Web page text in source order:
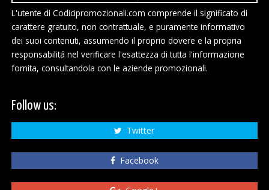
L'utente di Codicipromozionali.com comprende il significato di
carattere gratuito, non contrattuale, e puramente informativo
dei suoi contenuti, assumendo il proprio dovere e la propria
responsabilitá nel verificare l'esattezza di tutta l'informazione
fornita, consultandola con le aziende promozionali.
Follow us:
Twitter
Facebook